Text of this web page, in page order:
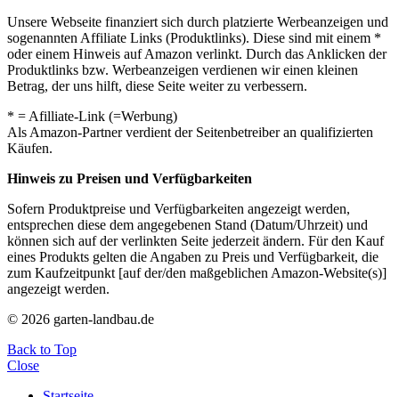
Unsere Webseite finanziert sich durch platzierte Werbeanzeigen und
sogenannten Affiliate Links (Produktlinks). Diese sind mit einem *
oder einem Hinweis auf Amazon verlinkt. Durch das Anklicken der
Produktlinks bzw. Werbeanzeigen verdienen wir einen kleinen
Betrag, der uns hilft, diese Seite weiter zu verbessern.
* = Afilliate-Link (=Werbung)
Als Amazon-Partner verdient der Seitenbetreiber an qualifizierten
Käufen.
Hinweis zu Preisen und Verfügbarkeiten
Sofern Produktpreise und Verfügbarkeiten angezeigt werden,
entsprechen diese dem angegebenen Stand (Datum/Uhrzeit) und
können sich auf der verlinkten Seite jederzeit ändern. Für den Kauf
eines Produkts gelten die Angaben zu Preis und Verfügbarkeit, die
zum Kaufzeitpunkt [auf der/den maßgeblichen Amazon-Website(s)]
angezeigt werden.
© 2026 garten-landbau.de
Back to Top
Close